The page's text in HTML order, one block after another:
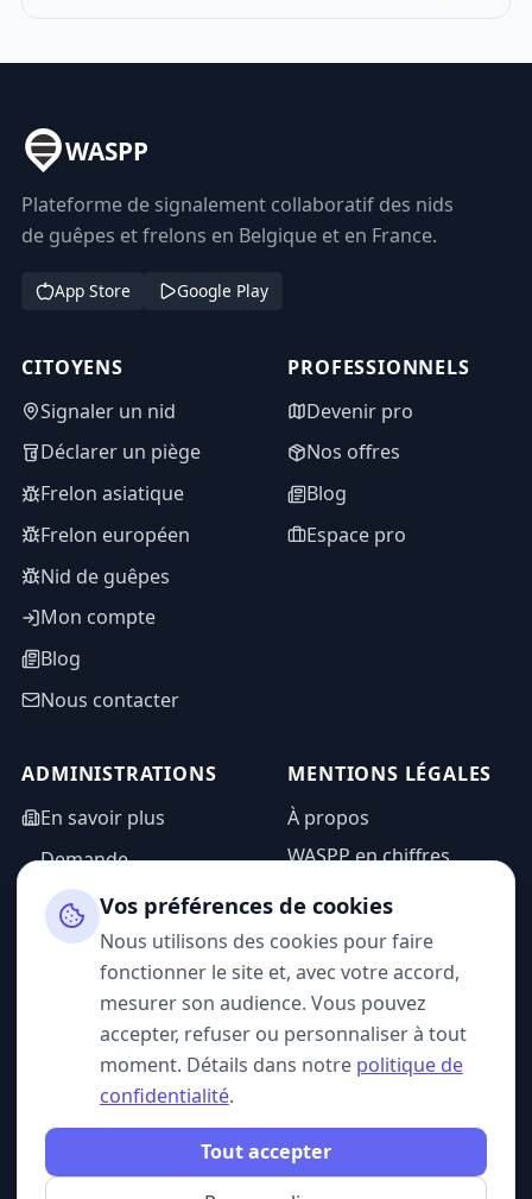
WASPP
Plateforme de signalement collaboratif des nids
de guêpes et frelons en Belgique et en France.
App Store Google Play
CITOYENS
Signaler un nid
Déclarer un piège
Frelon asiatique
Frelon européen
Nid de guêpes
Mon compte
Blog
Nous contacter
PROFESSIONNELS
Devenir pro
Nos offres
Blog
Espace pro
ADMINISTRATIONS
En savoir plus
Demande
d'information
Espace admin
MENTIONS LÉGALES
À propos
WASPP en chiffres
Mentions légales
Politique de
confidentialité
CGU
SUIVEZ-NOUS
Vos préférences de cookies
Nous utilisons des cookies pour faire
fonctionner le site et, avec votre accord,
mesurer son audience. Vous pouvez
accepter, refuser ou personnaliser à tout
moment. Détails dans notre politique de
confidentialité.
Tout accepter